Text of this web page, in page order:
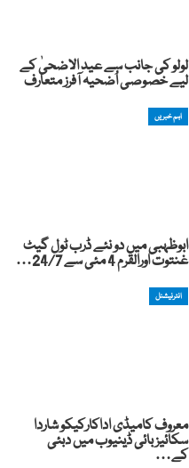
لولو کی جانب سے عید الاضحیٰ کے
لیے خصوصی اُضحیہ آفرز متعارف
اہم خبریں
ابوظہبی میں دو نئے ڈرب ٹول گیٹ
غنتوت اورالقرم 4 مئی سے 24/7…
انٹرنیشنل
معروف کامیڈی اداکارکیکو شاردا
سکائیز بائی ڈینیوب میں دبئی
کے…